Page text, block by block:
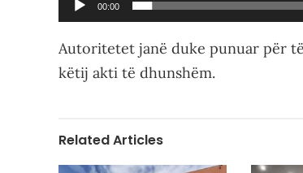
00:00
Autoritetet janë duke punuar për
këtij akti të dhunshëm.
Related Articles